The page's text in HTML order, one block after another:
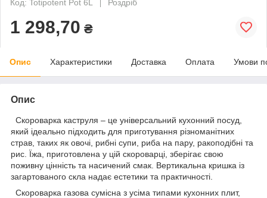
Код: Totipotent Pot 6L
Роздріб
1 298,70 ₴
Опис Характеристики Доставка Оплата Умови
Опис
Скороварка каструля – це універсальний кухонний посуд,
який ідеально підходить для приготування різноманітних
страв, таких як овочі, рибні супи, риба на пару, ракоподібні та
рис. Їжа, приготовлена ​​у цій скороварці, зберігає свою
поживну цінність та насичений смак. Вертикальна кришка із
загартованого скла надає естетики та практичності.
Скороварка газова сумісна з усіма типами кухонних плит,